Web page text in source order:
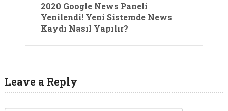
2020 Google News Paneli
Yenilendi! Yeni Sistemde News
Kaydı Nasıl Yapılır?
Leave a Reply